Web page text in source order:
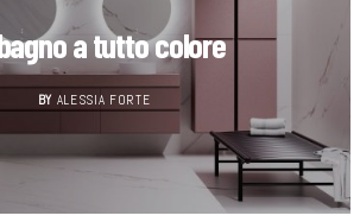
a tutto colore
BY ALESSIA FORTE